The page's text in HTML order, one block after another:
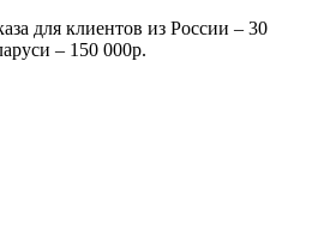
для клиентов из России – 30
– 150 000р.